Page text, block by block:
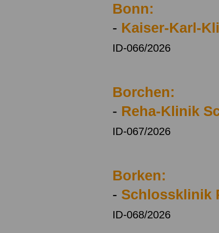
Bonn:
- Kaiser-Karl-
ID-066/2026
Borchen:
- Reha-Klinik
ID-067/2026
Borken:
- Schlossklinik
ID-068/2026